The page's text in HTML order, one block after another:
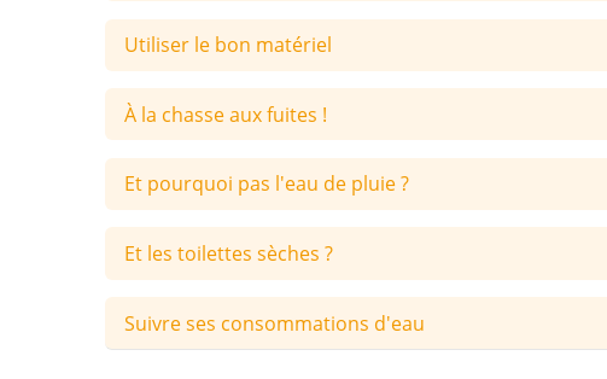
Utiliser le bon matériel
À la chasse aux fuites !
Et pourquoi pas l'eau de pluie ?
Et les toilettes sèches ?
Suivre ses consommations d'eau